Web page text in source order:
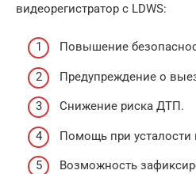
видеорегистратор с LDWS:
Повышение
Предупреждение о
Снижение риска ДТП.
Помощь при усталости
Возможность